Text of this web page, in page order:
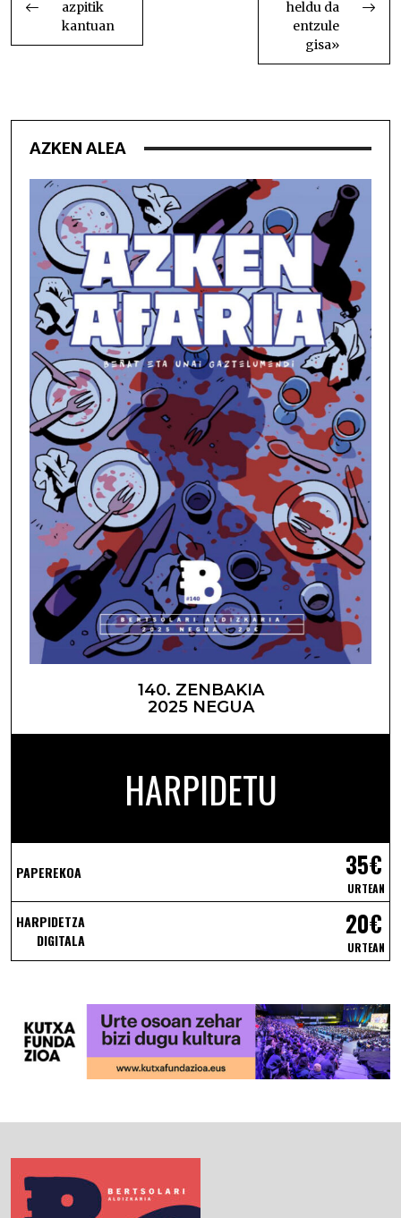
azpitik
kantuan
heldu da
entzule
gisa»
AZKEN ALEA
140. ZENBAKIA
2025 NEGUA
HARPIDETU
PAPEREKOA 35€
URTEAN
HARPIDETZA
DIGITALA
20€
URTEAN